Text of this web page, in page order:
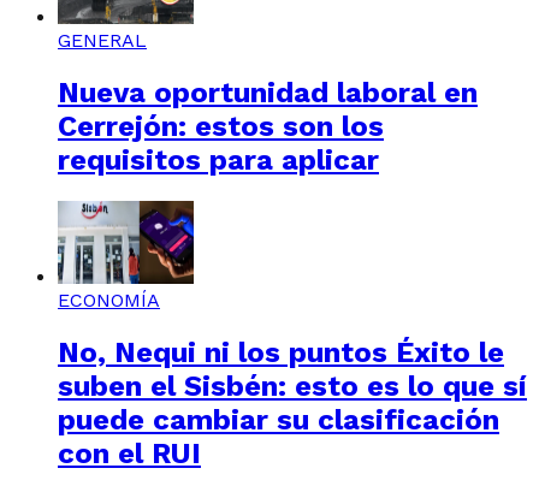
GENERAL
Nueva oportunidad laboral en
Cerrejón: estos son los
requisitos para aplicar
ECONOMÍA
No, Nequi ni los puntos Éxito le
suben el Sisbén: esto es lo que sí
puede cambiar su clasificación
con el RUI